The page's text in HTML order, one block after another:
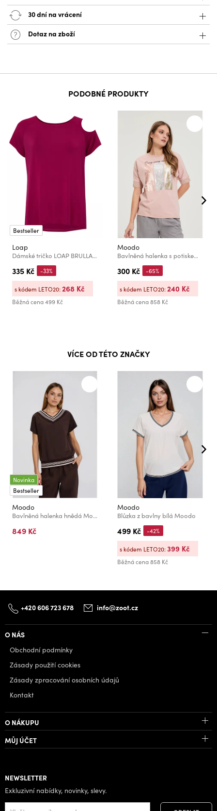
30 dní na vrácení
Dotaz na zboží
PODOBNÉ PRODUKTY
Bestseller
Loap
Dámské tričko LOAP BRULLA Červená
335 Kč
Běžná cena499 Kč
-33%
s kódem LETO20:268 Kč
Moodo
Bavlněná halenka s potiskem Moodo
300 Kč
Běžná cena858 Kč
-65%
s kódem LETO20:240 Kč
VÍCE OD TÉTO ZNAČKY
Novinka
Bestseller
Moodo
Bavlněná halenka hnědá Moodo
849 Kč
Moodo
Blůzka z bavlny bílá Moodo
499 Kč
Běžná cena858 Kč
-42%
s kódem LETO20:399 Kč
+420 606 723 678 info@zoot.cz
O NÁS
Obchodní podmínky
Zásady použití cookies
Zásady zpracování osobních údajů
Kontakt
O NÁKUPU
MŮJ ÚČET
NEWSLETTER
Exkluzivní nabídky, novinky, slevy.